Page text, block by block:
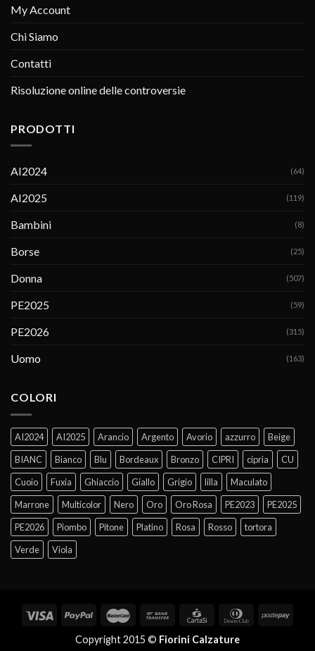
My Account
Chi Siamo
Contatti
Risoluzione online delle controversie
PRODOTTI
AI2024 (64)
AI2025 (119)
Bambini (8)
Borse (25)
Donna (507)
PE2025 (59)
PE2026 (315)
Uomo (163)
COLORI
AI2024 AI2025 Arancio Argento Avorio azzurro
Beige
BIANC
Bianco Blu Bordeaux Bronzo CIPRI cipria
CU
Cuoio
Fuxia Ghiaccio Giallo Grigio lilla
Maculato
Marrone
Multicolor Nero Oro Oro Rosa PE2023
PE2025
PE2026
Piombo Pitone Platino Rosa Rosso
tortora
Verde
Viola
Copyright 2015 © Fiorini Calzature